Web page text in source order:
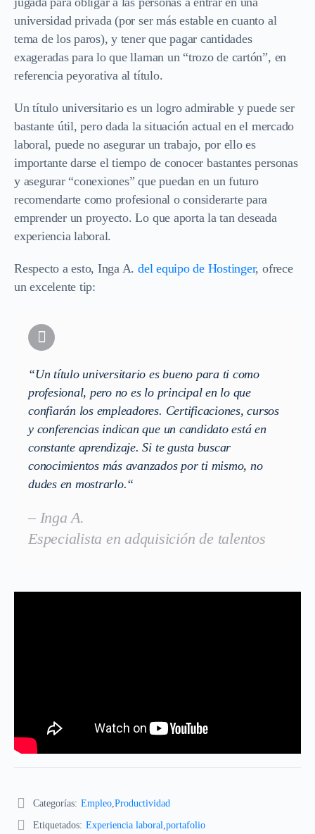
universidad privada (por ser más estable en cuanto al
tema de los paros), y tener que pagar cantidades
exageradas para lo que llaman un “trozo de cartón”, en
referencia peyorativa al título.
Un título universitario es un logro admirable y puede ser
bastante útil, pero dada la situación actual en el mercado
laboral, puede no asegurar un trabajo, por ello es
importante darse el tiempo de conocer bastantes personas
y asegurar “conexiones” que puedan en un futuro
recomendarte como profesional o considerarte para
emprender un proyecto. Lo que aporta la tan deseada
experiencia laboral.
Respecto a esto, Inga A. del equipo de Hostinger, ofrece
un excelente tip:
“Un título universitario es bueno para ti como
profesional, pero no es lo principal en lo que
confiarán los empleadores. Certificaciones, cursos
y conferencias indican que un candidato está en
constante aprendizaje. Si te gusta buscar
conocimientos más avanzados por ti mismo, no
dudes en mostrarlo.“
– Inga A.
Especialista en adquisición de talentos
Categorías: Empleo,Productividad
Etiquetados: Experiencia laboral,portafolio